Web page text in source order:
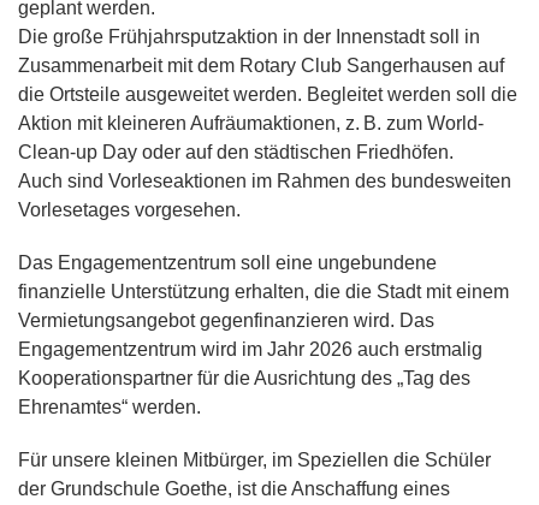
geplant werden.
Die große Frühjahrsputzaktion in der Innenstadt soll in
Zusammenarbeit mit dem Rotary Club Sangerhausen auf
die Ortsteile ausgeweitet werden. Begleitet werden soll die
Aktion mit kleineren Aufräumaktionen, z. B. zum World-
Clean-up Day oder auf den städtischen Friedhöfen.
Auch sind Vorleseaktionen im Rahmen des bundesweiten
Vorlesetages vorgesehen.
Das Engagementzentrum soll eine ungebundene
finanzielle Unterstützung erhalten, die die Stadt mit einem
Vermietungsangebot gegenfinanzieren wird. Das
Engagementzentrum wird im Jahr 2026 auch erstmalig
Kooperationspartner für die Ausrichtung des „Tag des
Ehrenamtes“ werden.
Für unsere kleinen Mitbürger, im Speziellen die Schüler
der Grundschule Goethe, ist die Anschaffung eines